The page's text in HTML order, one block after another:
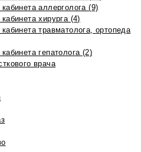
аллерголога (9)
хирурга (4)
травматолога, ортопеда
гепатолога (2)
врача